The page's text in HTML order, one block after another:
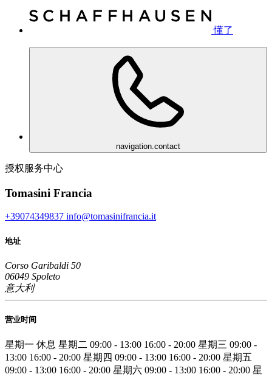
懂了
navigation.contact
授权服务中心
Tomasini Francia
+39074349837 info@tomasinifrancia.it
地址
Corso Garibaldi 50
06049 Spoleto
意大利
营业时间
星期一 休息 星期二 09:00 - 13:00 16:00 - 20:00 星期三 09:00 -
13:00 16:00 - 20:00 星期四 09:00 - 13:00 16:00 - 20:00 星期五
09:00 - 13:00 16:00 - 20:00 星期六 09:00 - 13:00 16:00 - 20:00 星